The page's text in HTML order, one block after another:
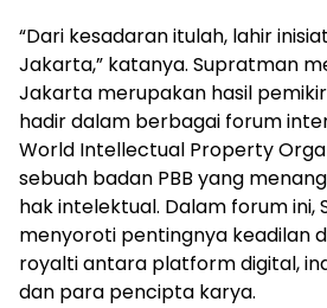
“Dari kesadaran itulah, lahir
Jakarta,” katanya. Supratman
Jakarta merupakan hasil
hadir dalam berbagai forum
World Intellectual Property
sebuah badan PBB yang
hak intelektual. Dalam forum ini,
menyoroti pentingnya keadilan
royalti antara platform digital,
dan para pencipta karya.